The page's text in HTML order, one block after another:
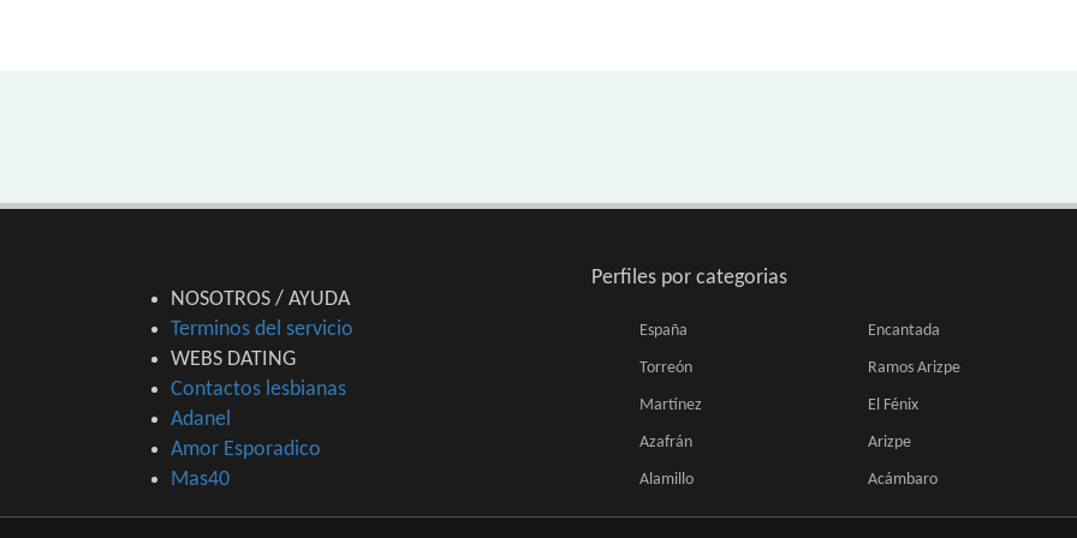
NOSOTROS / AYUDA
Terminos del servicio
WEBS DATING
Contactos lesbianas
Adanel
Amor Esporadico
Mas40
Perfiles por categorias
España Encantada
Torreón Ramos Arizpe
Martínez El Fénix
Azafrán Arizpe
Alamillo Acámbaro